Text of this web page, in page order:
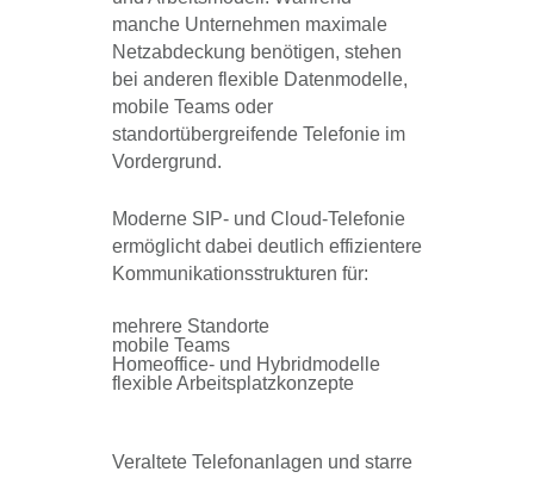
manche Unternehmen maximale
Netzabdeckung benötigen, stehen
bei anderen flexible Datenmodelle,
mobile Teams oder
standortübergreifende Telefonie im
Vordergrund.
Moderne SIP- und Cloud-Telefonie
ermöglicht dabei deutlich effizientere
Kommunikationsstrukturen für:
mehrere Standorte
mobile Teams
Homeoffice- und Hybridmodelle
flexible Arbeitsplatzkonzepte
Veraltete Telefonanlagen und starre